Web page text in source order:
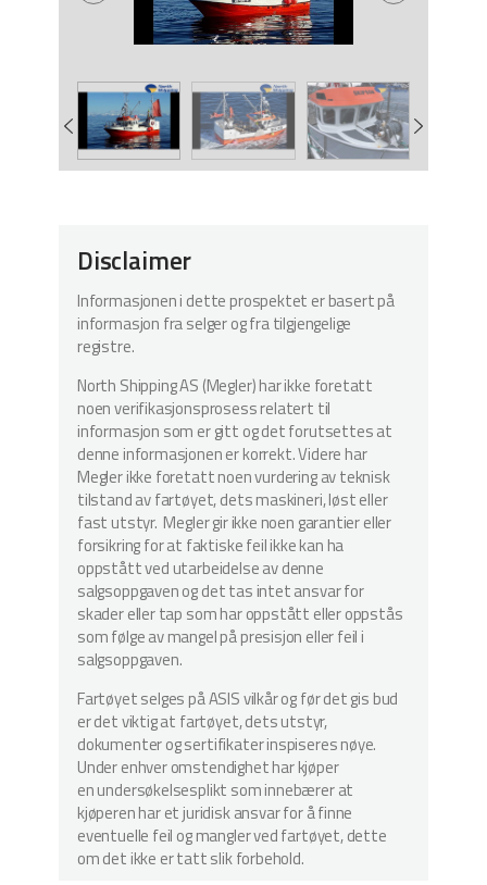
Disclaimer
Informasjonen i dette prospektet er basert på
informasjon fra selger og fra tilgjengelige
registre.
North Shipping AS (Megler) har ikke foretatt
noen verifikasjonsprosess relatert til
informasjon som er gitt og det forutsettes at
denne informasjonen er korrekt. Videre har
Megler ikke foretatt noen vurdering av teknisk
tilstand av fartøyet, dets maskineri, løst eller
fast utstyr. Megler gir ikke noen garantier eller
forsikring for at faktiske feil ikke kan ha
oppstått ved utarbeidelse av denne
salgsoppgaven og det tas intet ansvar for
skader eller tap som har oppstått eller oppstås
som følge av mangel på presisjon eller feil i
salgsoppgaven.
Fartøyet selges på ASIS vilkår og før det gis bud
er det viktig at fartøyet, dets utstyr,
dokumenter og sertifikater inspiseres nøye.
Under enhver omstendighet har kjøper
en undersøkelsesplikt som innebærer at
kjøperen har et juridisk ansvar for å finne
eventuelle feil og mangler ved fartøyet, dette
om det ikke er tatt slik forbehold.